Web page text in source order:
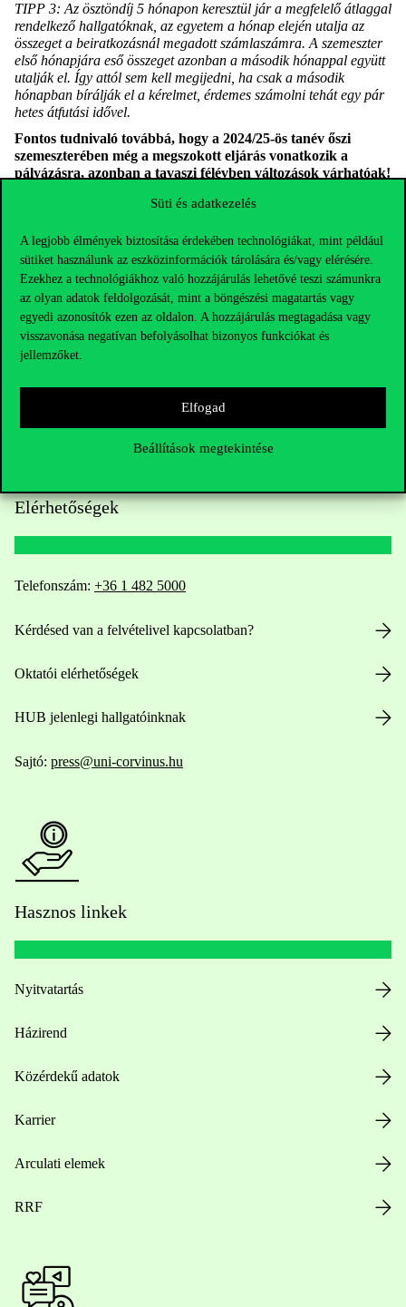
Süti és adatkezelés
A legjobb élmények biztosítása érdekében technológiákat, mint például
sütiket használunk az eszközinformációk tárolására és/vagy elérésére.
Ezekhez a technológiákhoz való hozzájárulás lehetővé teszi számunkra
az olyan adatok feldolgozását, mint a böngészési magatartás vagy
egyedi azonosítók ezen az oldalon. A hozzájárulás megtagadása vagy
visszavonása negatívan befolyásolhat bizonyos funkciókat és
jellemzőket.
Elfogad
Beállítások megtekintése
TIPP 3: Az ösztöndíj 5 hónapon keresztül jár a megfelelő átlaggal
rendelkező hallgatóknak, az egyetem a hónap elején utalja az
összeget a beiratkozásnál megadott számlaszámra. A szemeszter
első hónapjára eső összeget azonban a második hónappal együtt
utalják el. Így attól sem kell megijedni, ha csak a második
hónapban bírálják el a kérelmet, érdemes számolni tehát egy pár
hetes átfutási idővel.
Fontos tudnivaló továbbá, hogy a 2024/25-ös tanév őszi
szemeszterében még a megszokott eljárás vonatkozik a
pályázásra, azonban a tavaszi félévben változások várhatóak!
kövesd aktívan a Corvinus Egyetem és a Közgazdász Online
Elérhetőségek
Telefonszám: +36 1 482 5000
Kérdésed van a felvételivel kapcsolatban?
Oktatói elérhetőségek
HUB jelenlegi hallgatóinknak
Sajtó: press@uni-corvinus.hu
Hasznos linkek
Nyitvatartás
Házirend
Közérdekű adatok
Karrier
Arculati elemek
RRF